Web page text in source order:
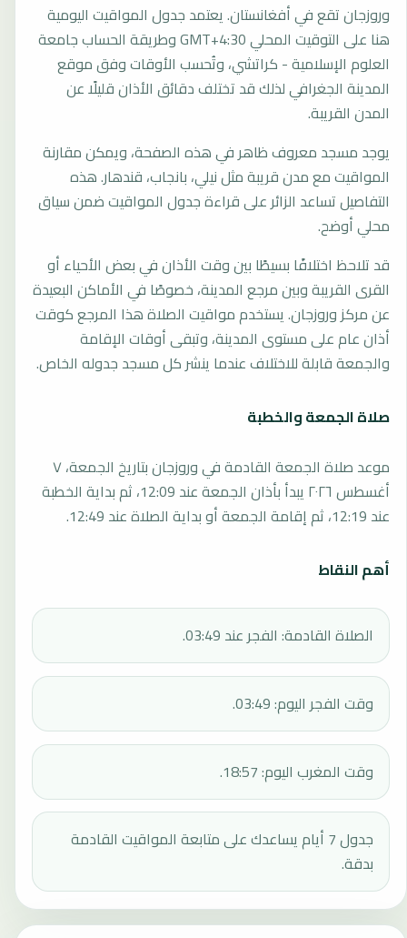
وروزجان تقع في أفغانستان. يعتمد جدول المواقيت اليومية
هنا على التوقيت المحلي GMT+4:30 وطريقة الحساب جامعة
العلوم الإسلامية - كراتشي، وتُحسب الأوقات وفق موقع
المدينة الجغرافي لذلك قد تختلف دقائق الأذان قليلًا عن
المدن القريبة.
يوجد مسجد معروف ظاهر في هذه الصفحة، ويمكن مقارنة
المواقيت مع مدن قريبة مثل نيلي، بانجاب، قندهار. هذه
التفاصيل تساعد الزائر على قراءة جدول المواقيت ضمن سياق
محلي أوضح.
قد تلاحظ اختلافًا بسيطًا بين وقت الأذان في بعض الأحياء أو
القرى القريبة وبين مرجع المدينة، خصوصًا في الأماكن البعيدة
عن مركز وروزجان. يستخدم مواقيت الصلاة هذا المرجع كوقت
أذان عام على مستوى المدينة، وتبقى أوقات الإقامة
والجمعة قابلة للاختلاف عندما ينشر كل مسجد جدوله الخاص.
صلاة الجمعة والخطبة
موعد صلاة الجمعة القادمة في وروزجان بتاريخ الجمعة، ٧
أغسطس ٢٠٢٦ يبدأ بأذان الجمعة عند 12:09، ثم بداية الخطبة
عند 12:19، ثم إقامة الجمعة أو بداية الصلاة عند 12:49.
أهم النقاط
الصلاة القادمة: الفجر عند 03:49.
وقت الفجر اليوم: 03:49.
وقت المغرب اليوم: 18:57.
جدول 7 أيام يساعدك على متابعة المواقيت القادمة
بدقة.